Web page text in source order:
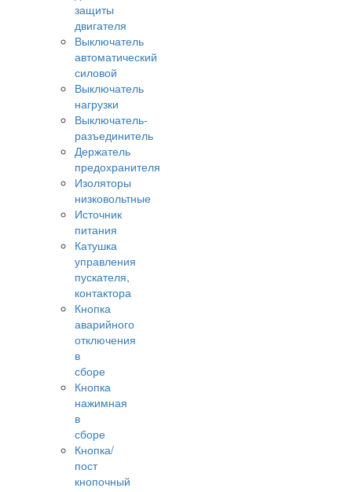
защиты
двигателя
Выключатель
автоматический
силовой
Выключатель
нагрузки
Выключатель-
разъединитель
Держатель
предохранителя
Изоляторы
низковольтные
Источник
питания
Катушка
управления
пускателя,
контактора
Кнопка
аварийного
отключения
в
сборе
Кнопка
нажимная
в
сборе
Кнопка/
пост
кнопочный